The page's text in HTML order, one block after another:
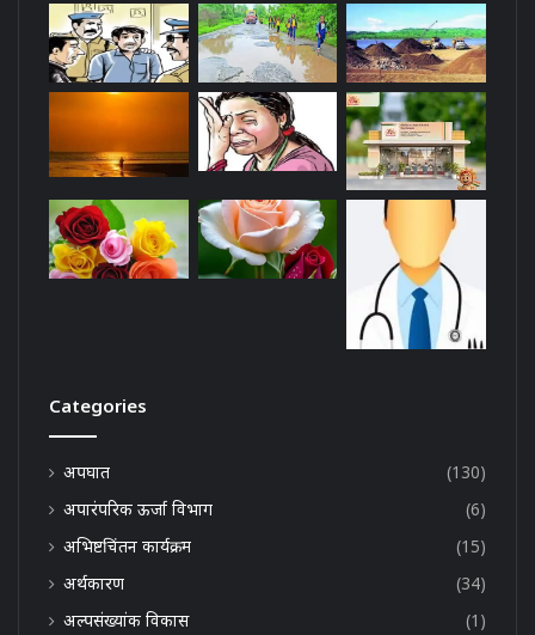
Categories
अपघात
(130)
अपारंपरिक ऊर्जा विभाग
(6)
अभिष्टचिंतन कार्यक्रम
(15)
अर्थकारण
(34)
अल्पसंख्यांक विकास
(1)